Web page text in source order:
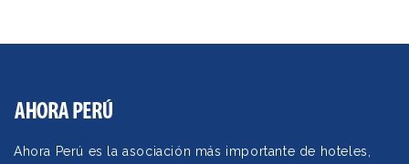
Ahora Perú es la asociación más importante de hoteles,